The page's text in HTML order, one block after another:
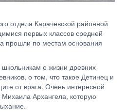
отдела Карачевской районной
первых классов средней
прошли по местам основания
школьникам о жизни древних
о том, что такое Детинец и
от врага. Очень интересной
Архангела, которую